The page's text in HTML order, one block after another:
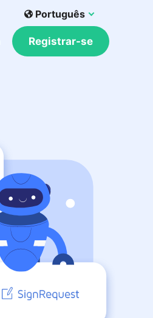
Português
Registrar-se